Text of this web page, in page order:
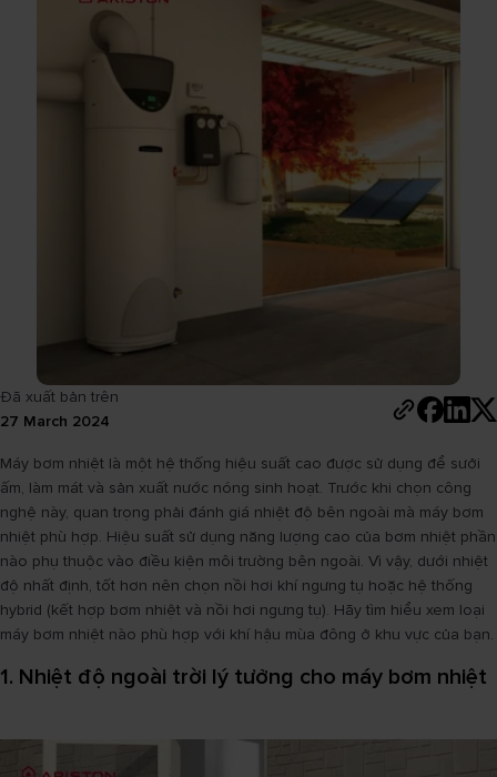
Đã xuất bản trên
27 March 2024
Máy bơm nhiệt là một hệ thống hiệu suất cao được sử dụng để sưởi
ấm, làm mát và sản xuất nước nóng sinh hoạt. Trước khi chọn công
nghệ này, quan trọng phải đánh giá nhiệt độ bên ngoài mà máy bơm
nhiệt phù hợp. Hiệu suất sử dụng năng lượng cao của bơm nhiệt phần
nào phụ thuộc vào điều kiện môi trường bên ngoài. Vì vậy, dưới nhiệt
độ nhất định, tốt hơn nên chọn nồi hơi khí ngưng tụ hoặc hệ thống
hybrid (kết hợp bơm nhiệt và nồi hơi ngưng tụ). Hãy tìm hiểu xem loại
máy bơm nhiệt nào phù hợp với khí hậu mùa đông ở khu vực của bạn.
1. Nhiệt độ ngoài trời lý tưởng cho máy bơm nhiệt